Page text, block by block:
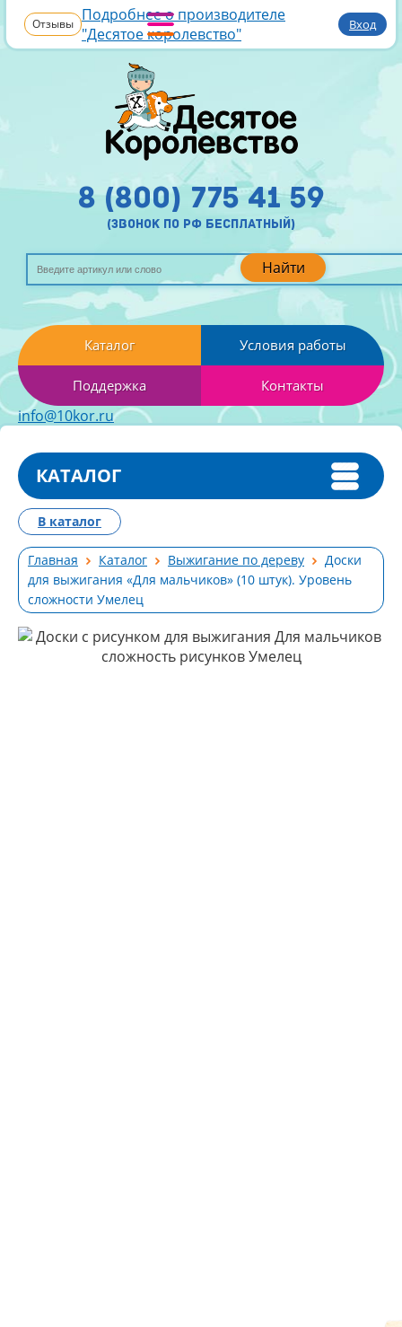
Отзывы Подробнее о производителе
"Десятое королевство"
Вход
Найти
8 (800) 775 41 59
(звонок по рф бесплатный)
Каталог Условия работы
Поддержка Контакты
info@10kor.ru
КАТАЛОГ
Главная Каталог Выжигание по дереву
Доски
для выжигания «Для мальчиков» (10 штук). Уровень
сложности Умелец
В каталог